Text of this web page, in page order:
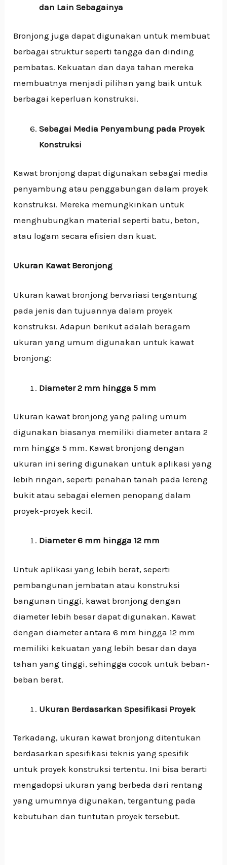
dan Lain Sebagainya
Bronjong juga dapat digunakan untuk membuat
berbagai struktur seperti tangga dan dinding
pembatas. Kekuatan dan daya tahan mereka
membuatnya menjadi pilihan yang baik untuk
berbagai keperluan konstruksi.
Sebagai Media Penyambung pada Proyek
Konstruksi
Kawat bronjong dapat digunakan sebagai media
penyambung atau penggabungan dalam proyek
konstruksi. Mereka memungkinkan untuk
menghubungkan material seperti batu, beton,
atau logam secara efisien dan kuat.
Ukuran Kawat Beronjong
Ukuran kawat bronjong bervariasi tergantung
pada jenis dan tujuannya dalam proyek
konstruksi. Adapun berikut adalah beragam
ukuran yang umum digunakan untuk kawat
bronjong:
Diameter 2 mm hingga 5 mm
Ukuran kawat bronjong yang paling umum
digunakan biasanya memiliki diameter antara 2
mm hingga 5 mm. Kawat bronjong dengan
ukuran ini sering digunakan untuk aplikasi yang
lebih ringan, seperti penahan tanah pada lereng
bukit atau sebagai elemen penopang dalam
proyek-proyek kecil.
Diameter 6 mm hingga 12 mm
Untuk aplikasi yang lebih berat, seperti
pembangunan jembatan atau konstruksi
bangunan tinggi, kawat bronjong dengan
diameter lebih besar dapat digunakan. Kawat
dengan diameter antara 6 mm hingga 12 mm
memiliki kekuatan yang lebih besar dan daya
tahan yang tinggi, sehingga cocok untuk beban-
beban berat.
Ukuran Berdasarkan Spesifikasi Proyek
Terkadang, ukuran kawat bronjong ditentukan
berdasarkan spesifikasi teknis yang spesifik
untuk proyek konstruksi tertentu. Ini bisa berarti
mengadopsi ukuran yang berbeda dari rentang
yang umumnya digunakan, tergantung pada
kebutuhan dan tuntutan proyek tersebut.